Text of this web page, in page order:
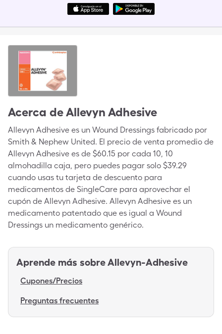
Acerca deAllevyn Adhesive
Allevyn Adhesive es un Wound Dressings fabricado por
Smith & Nephew United. El precio de venta promedio de
Allevyn Adhesive es de $60.15 por cada 10, 10
almohadilla caja, pero puedes pagar solo $39.29
cuando usas tu tarjeta de descuento para
medicamentos de SingleCare para aprovechar el
cupón de Allevyn Adhesive. Allevyn Adhesive es un
medicamento patentado que es igual a Wound
Dressings un medicamento genérico.
Aprende más sobreAllevyn-Adhesive
Cupones/Precios
Preguntas frecuentes